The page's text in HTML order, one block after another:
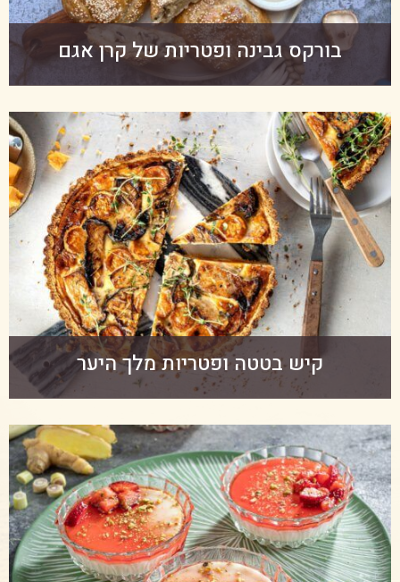
בורקס גבינה ופטריות של קרן אגם
קיש בטטה ופטריות מלך היער